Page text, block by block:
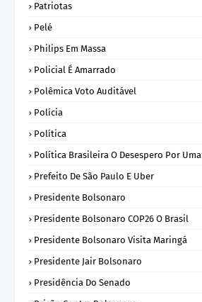
Patriotas
Pelé
Philips Em Massa
Policial É Amarrado
Polêmica Voto Auditável
Polícia
Política
Política Brasileira O Desespero Por Uma
Prefeito De São Paulo E Uber
Presidente Bolsonaro
Presidente Bolsonaro COP26 O Brasil
Presidente Bolsonaro Visita Maringá
Presidente Jair Bolsonaro
Presidência Do Senado